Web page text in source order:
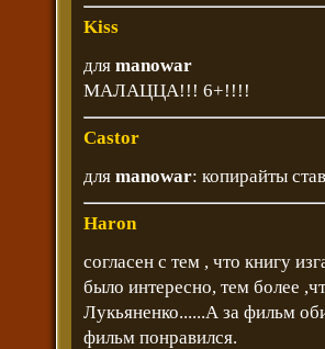
Kiss
для manowar
МАЛАЦЦА!!! 6+!!!!
Castor
для manowar: копирайты
Haron
согласен с тем , что книгу
было интересно, тем более
Лукьяненко......А за фильм
фильм понравился.